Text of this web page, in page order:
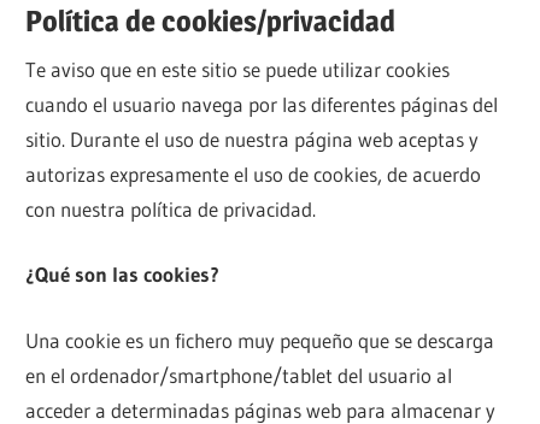
Política de cookies/privacidad
Te aviso que en este sitio se puede utilizar cookies
cuando el usuario navega por las diferentes páginas del
sitio. Durante el uso de nuestra página web aceptas y
autorizas expresamente el uso de cookies, de acuerdo
con nuestra política de privacidad.
¿Qué son las cookies?
Una cookie es un fichero muy pequeño que se descarga
en el ordenador/smartphone/tablet del usuario al
acceder a determinadas páginas web para almacenar y